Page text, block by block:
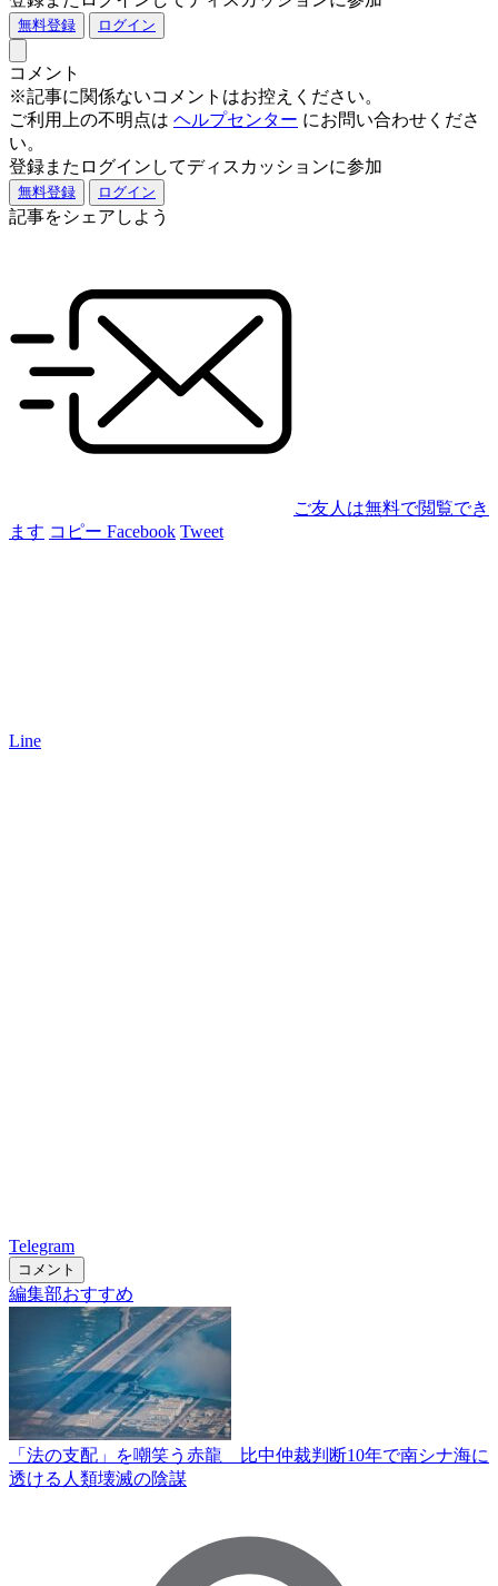
無料登録 ログイン
コメント
※記事に関係ないコメントはお控えください。
ご利用上の不明点は ヘルプセンター にお問い合わせくださ
い。
登録またログインしてディスカッションに参加
無料登録 ログイン
記事をシェアしよう
ご友人は無料で閲覧でき
ます コピー Facebook Tweet
Line
Telegram
コメント
編集部おすすめ
「法の支配」を嘲笑う赤龍 比中仲裁判断10年で南シナ海に
透ける人類壊滅の陰謀